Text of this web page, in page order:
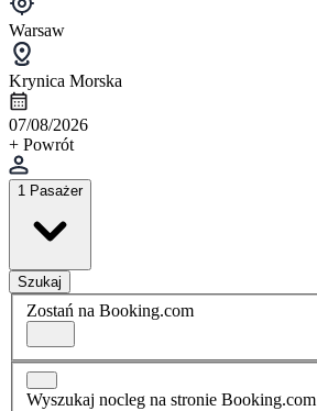
Warsaw
Krynica Morska
07/08/2026
+ Powrót
1 Pasażer
Szukaj
Zostań na Booking.com
Wyszukaj nocleg na stronie Booking.com